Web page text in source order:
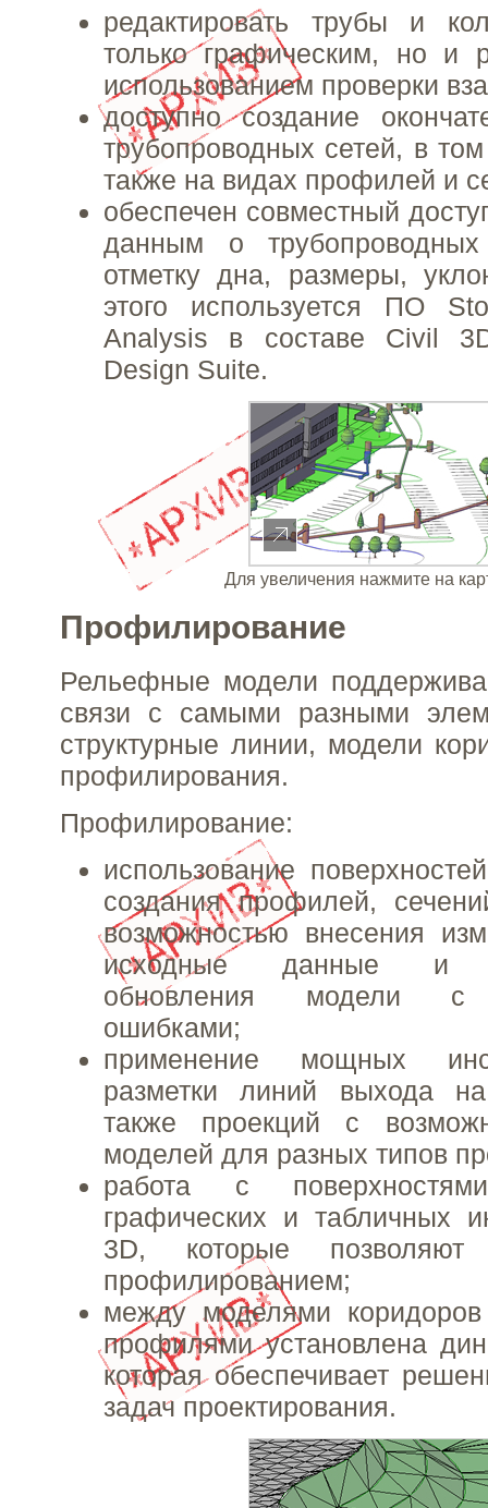
редактировать трубы и
только графическим, но и
использованием проверки
доступно создание
трубопроводных сетей, в
также на видах профилей и
обеспечен совместный
данным о
отметку дна, размеры,
этого используется ПО
Analysis в составе Civil
Design Suite.
Для увеличения нажмите на
Профилирование
Рельефные модели
связи с самыми разными
структурные линии, модели
профилирования.
Профилирование:
использование
создания профилей,
возможностью внесения
исходные данные и
обновления модели с
ошибками;
применение мощных
разметки линий выхода
также проекций с
моделей для разных типов
работа с
графических и табличных
3D, которые позволяют
профилированием;
между моделями
профилями установлена
которая обеспечивает
задач проектирования.